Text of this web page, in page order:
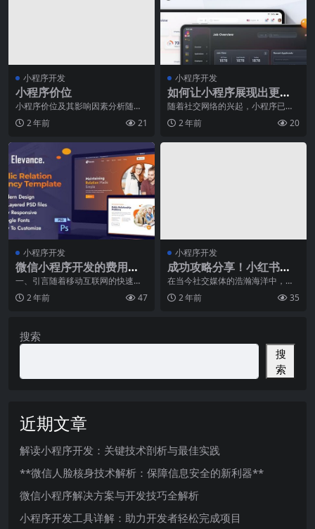
小程序开发
小程序价位
小程序价位及其影响因素分析随着
智能手机的普及和移动互联网技术
的飞速发展，小程序成
2 年前 21
小程序开发
如何让小程序展现出更好
的视觉效果，增加人气？
随着社交网络的兴起，小程序已经
成为了人们在线生活中越来越不可
或缺的一部分。但是，
2 年前 20
小程序开发
微信小程序开发的费用及
周期规划
一、引言随着移动互联网的快速发
展，微信小程序已成为企业、开发
者们争相追逐的热门领
2 年前 47
小程序开发
成功攻略分享！小红书优
化大揭秘，让你的内容走
红！
在当今社交媒体的浩瀚海洋中，无
数创作者和营销人士都在不断寻求
突破，希望将自己的内
2 年前 35
搜索
搜
索
近期文章
解读小程序开发：关键技术剖析与最佳实践
**微信人脸核身技术解析：保障信息安全的新利器**
微信小程序解决方案与开发技巧全解析
小程序开发工具详解：助力开发者轻松完成项目